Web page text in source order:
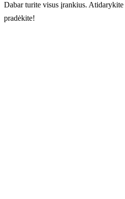
Dabar turite visus įrankius. Atidarykite
pradėkite!